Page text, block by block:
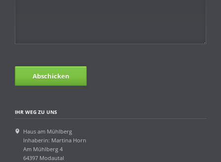
Abschicken
IHR WEG ZU UNS
Haus am Mühlberg
Inhaberin: Martina Horn
Am Mühlberg 4
64397 Modautal